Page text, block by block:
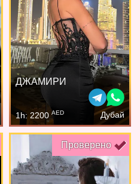
ДЖАМИРИ
1h: 2200 AED Дубай
Проверено